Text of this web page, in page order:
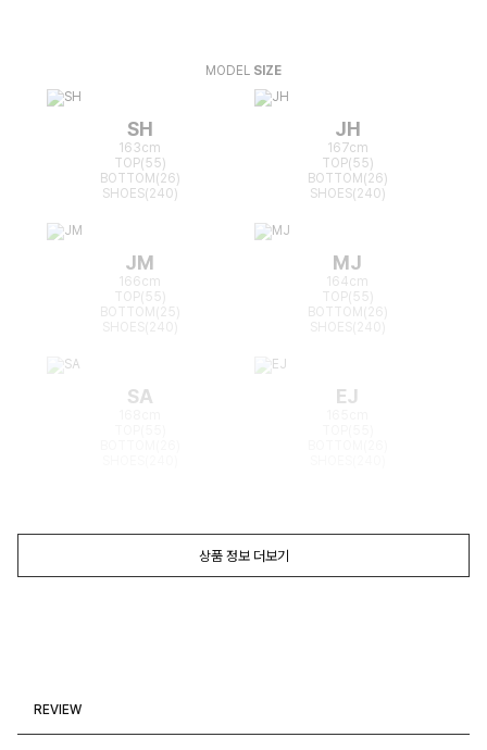
MODEL SIZE
SH
163cm
TOP(55)
BOTTOM(26)
SHOES(240)
JH
167cm
TOP(55)
BOTTOM(26)
SHOES(240)
JM
166cm
TOP(55)
BOTTOM(25)
MJ
164cm
TOP(55)
BOTTOM(26)
SA EJ
상품 정보 더보기
REVIEW